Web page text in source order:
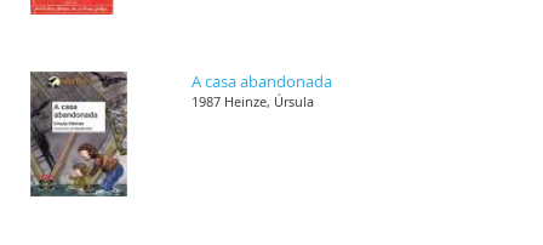
A casa abandonada
1987 Heinze, Úrsula